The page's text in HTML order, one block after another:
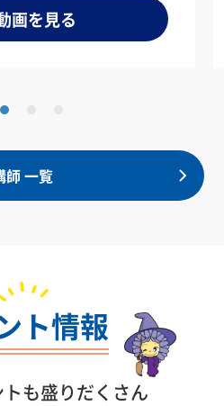
画を見る
師 一覧
ト情報
も盛りだくさん